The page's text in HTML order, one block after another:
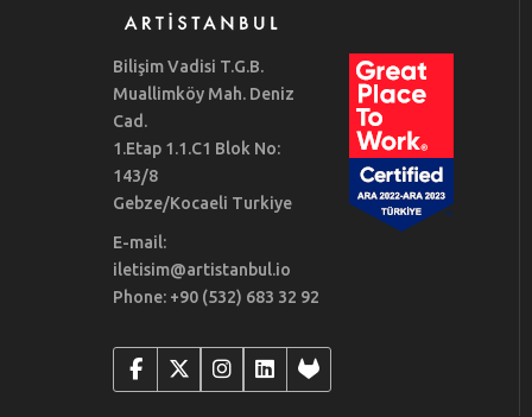
Bilişim Vadisi T.G.B.
Muallimköy Mah. Deniz
Cad.
1.Etap 1.1.C1 Blok No:
143/8
Gebze/Kocaeli Turkiye
E-mail:
iletisim@artistanbul.io
Phone: +90 (532) 683 32 92